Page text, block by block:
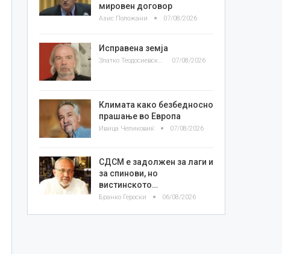
мировен договор
Азис Положани 07/08/2026
Исправена земја
Златко Теодосиевски 07/08/2026
Климата како безбедносно
прашање во Европа
Ивица Челиковиќ 07/08/2026
СДСМ е задолжен за лаги и
за спинови, но
вистинското…
Бранко Героски 06/08/2026